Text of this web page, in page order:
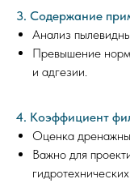
3. Содержание
Анализ
Превышение
и адгезии.
4. Коэффициент
Оценка
Важно для